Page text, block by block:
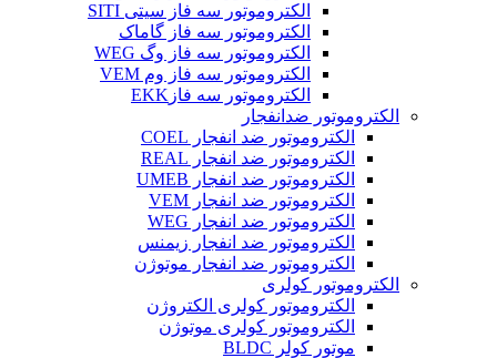
الکتروموتور سه فاز سیتی SITI
الکتروموتور سه فاز گاماک
الکتروموتور سه فاز وگ WEG
الکتروموتور سه فاز وم VEM
الکتروموتور سه فازEKK
الکتروموتور ضدانفجار
الکتروموتور ضد انفجار COEL
الکتروموتور ضد انفجار REAL
الکتروموتور ضد انفجار UMEB
الکتروموتور ضد انفجار VEM
الکتروموتور ضد انفجار WEG
الکتروموتور ضد انفجار زیمنس
الکتروموتور ضد انفجار موتوژن
الکتروموتور کولری
الکتروموتور کولری الکتروژن
الکتروموتور کولری موتوژن
موتور کولر BLDC